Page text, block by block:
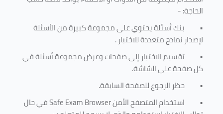
الحاجة: -
• بنك أسئلة يحتوي على مجموعة كبيرة من الأسئلة
لإصدار نماذج متعددة للاختبار.
• تقسيم الاختبار إلى صفحات وعرض مجموعة أسئلة في
كل صفحة على الشاشة.
• حظر الرجوع للصفحة السابقة.
• استخدام المتصفح الأمنSafe Exam Browserفي حال